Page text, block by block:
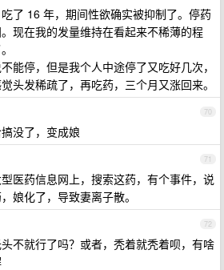
了 16 年，期间性欲确实被抑制了。停药
现在我的发量维持在看起来不稀薄的程
能停，但是我个人中途停了又吃好几次，
头发稀疏了，再吃药，三个月又涨回来。
70
没了，变成娘
71
医药信息网上，搜索这药，有个事件，说
娘化了，导致妻离子散。
72
不就行了吗？或者，秃着就秃着呗，有啥